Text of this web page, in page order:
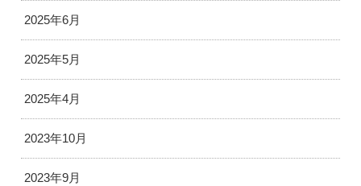
2025年6月
2025年5月
2025年4月
2023年10月
2023年9月